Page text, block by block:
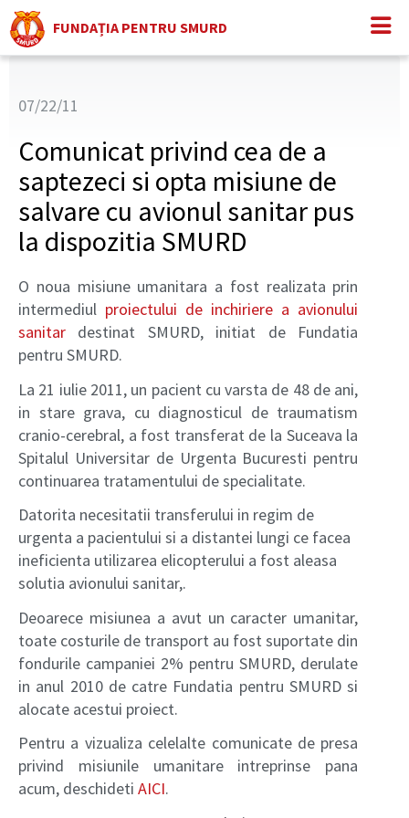
FUNDAȚIA PENTRU SMURD
07/22/11
Comunicat privind cea de a
saptezeci si opta misiune de
salvare cu avionul sanitar pus
la dispozitia SMURD
O noua misiune umanitara a fost realizata prin
intermediul proiectului de inchiriere a avionului
sanitar destinat SMURD, initiat de Fundatia
pentru SMURD.
La 21 iulie 2011, un pacient cu varsta de 48 de ani,
in stare grava, cu diagnosticul de traumatism
cranio-cerebral, a fost transferat de la Suceava la
Spitalul Universitar de Urgenta Bucuresti pentru
continuarea tratamentului de specialitate.
Datorita necesitatii transferului in regim de
urgenta a pacientului si a distantei lungi ce facea
ineficienta utilizarea elicopterului a fost aleasa
solutia avionului sanitar,.
Deoarece misiunea a avut un caracter umanitar,
toate costurile de transport au fost suportate din
fondurile campaniei 2% pentru SMURD, derulate
in anul 2010 de catre Fundatia pentru SMURD si
alocate acestui proiect.
Pentru a vizualiza celelalte comunicate de presa
privind misiunile umanitare intreprinse pana
acum, deschideti AICI.